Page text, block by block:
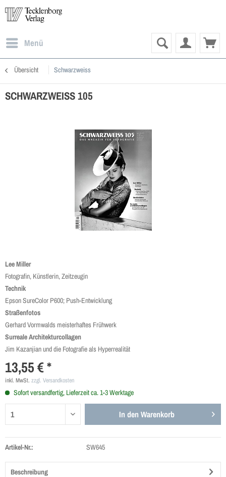
Menü
Übersicht Schwarzweiss
SCHWARZWEISS 105
Lee Miller
Fotografin, Künstlerin, Zeitzeugin
Technik
Epson SureColor P600; Push-Entwicklung
Straßenfotos
Gerhard Vormwalds meisterhaftes Frühwerk
Surreale Architekturcollagen
Jim Kazanjian und die Fotografie als Hyperrealität
13,55 € *
inkl. MwSt. zzgl. Versandkosten
Sofort versandfertig, Lieferzeit ca. 1-3 Werktage
In den Warenkorb
Artikel-Nr.: SW645
Beschreibung